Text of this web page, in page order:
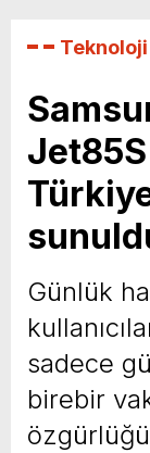
Günlük
sadece
birebir